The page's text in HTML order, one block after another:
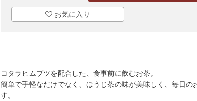
お気に入り
コタラヒムブツを配合した、食事前に飲むお茶。
簡単で手軽なだけでなく、ほうじ茶の味が美味しく、毎日
す。